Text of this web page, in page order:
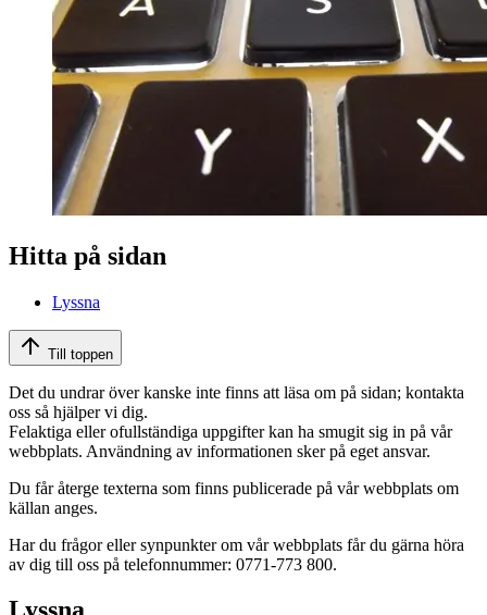
Hitta på sidan
Lyssna
Till toppen
Det du undrar över kanske inte finns att läsa om på sidan; kontakta
oss så hjälper vi dig.
Felaktiga eller ofullständiga uppgifter kan ha smugit sig in på vår
webbplats. Användning av informationen sker på eget ansvar.
Du får återge texterna som finns publicerade på vår webbplats om
källan anges.
Har du frågor eller synpunkter om vår webbplats får du gärna höra
av dig till oss på telefonnummer: 0771-773 800.